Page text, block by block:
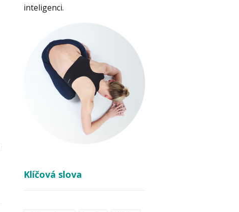
inteligenci.
Klíčová slova